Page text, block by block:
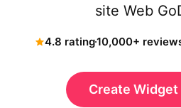
site Web
4.8 rating10,000+
Create Widget